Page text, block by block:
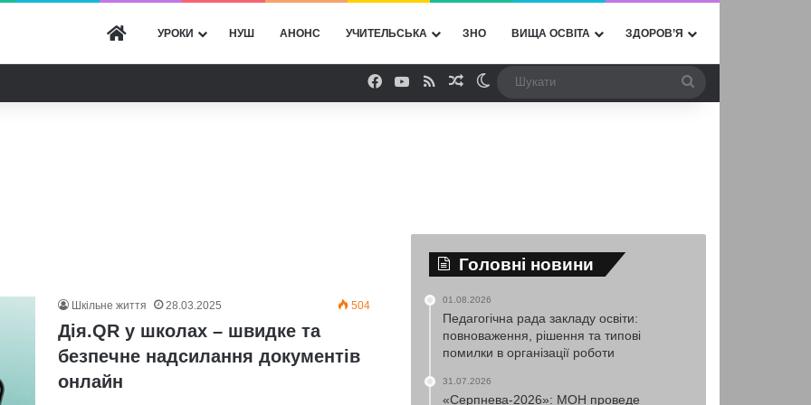
ГОЛОВНА
УРОКИ НУШ АНОНС УЧИТЕЛЬСЬКА ЗНО ВИЩА ОСВІТА ЗДОРОВ’Я
Facebook
YouTube
RSSВипадкова стаття
Switch skin
Шкільне життя 28.03.2025 504
Дія.QR у школах – швидке та
безпечне надсилання документів
онлайн
Головні новини
01.08.2026
Педагогічна рада закладу освіти:
повноваження, рішення та типові
помилки в організації роботи
31.07.2026
«Серпнева-2026»: МОН проведе